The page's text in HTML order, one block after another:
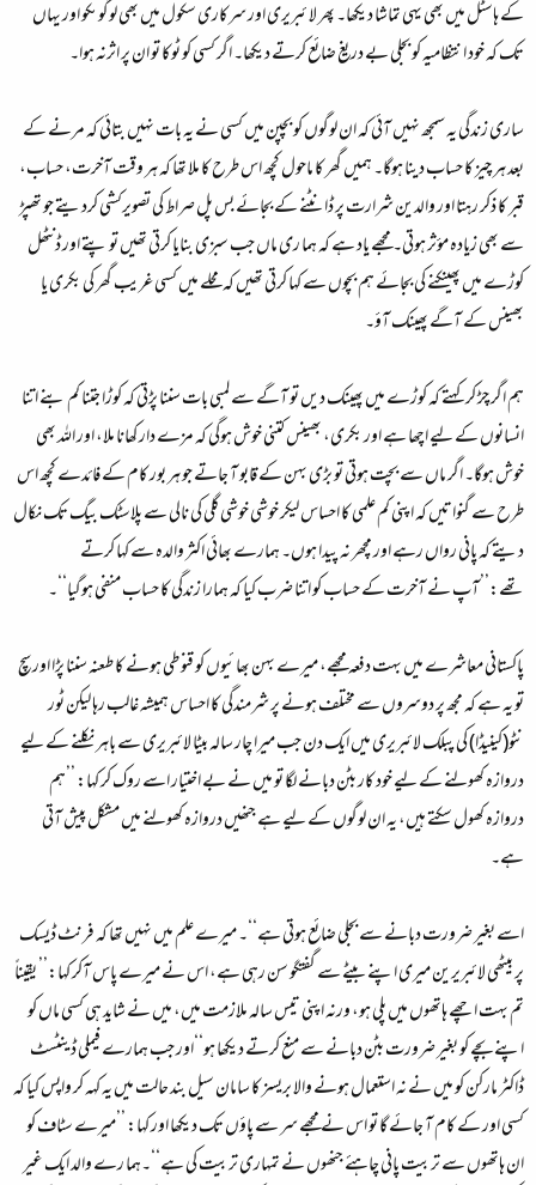
کے ہاسٹل میں بھی یہی تماشا دیکھا۔ پھر لا ئبریری اور سرکاری سکول میں بھی لوگوںکو اور یہاں
تک کہ خود انتظامیہ کو بجلی بے دریغ ضائع کرتے دیکھا۔ اگر کسی کو ٹوکا تو ان پر اثرنہ ہوا۔
ساری زندگی یہ سمجھ نہیں آئی کہ ان لوگوں کو بچپن میں کسی نے یہ بات نہیں بتائی کہ مرنے کے
بعد ہر چیز کا حساب دینا ہوگا۔ ہمیں گھر کا ماحول کچھ اس طرح کا ملا تھا کہ ہر وقت آخرت، حساب،
قبر کا ذکر رہتا اور والدین شرارت پر ڈانٹنے کے بجائے بس پل صراط کی تصویرکشی کردیتے جو تھپڑ
سے بھی زیادہ مؤثر ہوتی۔ مجھے یاد ہے کہ ہما ری ماں جب سبزی بنایا کرتی تھیں تو پتے اور ڈنٹھل
کوڑے میں پھینکنے کی بجائے ہم بچوں سے کہا کرتی تھیں کہ محلے میں کسی غریب گھر کی بکری یا
بھینس کے آگے پھینک آؤ۔
ہم اگر چڑ کر کہتے کہ کوڑے میں پھینک دیں تو آگے سے لمبی بات سننا پڑتی کہ کوڑا جتنا کم بنے اتنا
انسانوں کے لیے اچھا ہے اور بکری، بھینس کتنی خوش ہوگی کہ مزے دار کھانا ملا، اور اللہ بھی
خوش ہوگا۔ اگر ماں سے بچت ہوتی تو بڑی بہن کے قابو آ جاتے جو ہر بور کام کے فائدے کچھ اس
طرح سے گنواتیں کہ اپنی کم علمی کا احساس لیکر خوشی خوشی گلی کی نالی سے پلاسٹک بیگ تک نکال
دیتے کہ پانی رواں رہے اور مچھر نہ پیدا ہوں۔ ہمارے بھائی اکثر والدہ سے کہا کرتے
تھے:’’آپ نے آخرت کے حساب کو اتنا ضرب کیا کہ ہمارا زندگی کا حساب منفی ہوگیا‘‘۔
پاکستانی معاشرے میں بہت دفعہ مجھے، میرے بہن بھائیوں کو قنوطی ہونے کا طعنہ سننا پڑا اور سچ
تو یہ ہے کہ مجھ پر دوسروں سے مختلف ہونے پر شرمندگی کا احساس ہمیشہ غالب رہا لیکن ٹور
نٹو(کینیڈا) کی پبلک لائبریری میں ایک دن جب میرا چار سالہ بیٹا لائبریری سے باہر نکلنے کے لیے
دروازہ کھولنے کے لیے خود کار بٹن دبانے لگا تو میں نے بے اختیار اسے روک کر کہا: ’’ہم
دروازہ کھول سکتے ہیں، یہ ان لوگوں کے لیے ہے جنھیں دروازہ کھولنے میں مشکل پیش آتی
ہے۔
اسے بغیر ضرورت دبانے سے بجلی ضائع ہوتی ہے‘‘۔ میرے علم میں نہیں تھا کہ فرنٹ ڈیسک
پر بیٹھی لائبریرین میری اپنے بیٹے سے گفتگو سن رہی ہے، اس نے میرے پاس آکر کہا:’’ یقیناً
تم بہت اچھے ہاتھوں میں پلی ہو، ورنہ اپنی تیس سالہ ملازمت میں، میں نے شاید ہی کسی ماں کو
اپنے بچے کو بغیر ضرورت بٹن دبانے سے منع کرتے دیکھا ہو‘‘اور جب ہمارے فیملی ڈینٹسٹ
ڈاکٹر مارکن کو میں نے نہ استعمال ہونے والا بریسز کا سامان سیل بند حالت میں یہ کہہ کر واپس کیا کہ
کسی اور کے کام آ جائے گا تو اس نے مجھے سر سے پاؤں تک دیکھا اور کہا: ’’میرے سٹاف کو
ان ہاتھوں سے تربیت پانی چاہئے جنھوں نے تمہاری تربیت کی ہے‘‘۔ہما رے والد ایک غیر